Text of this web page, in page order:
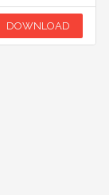
DOWNLOAD